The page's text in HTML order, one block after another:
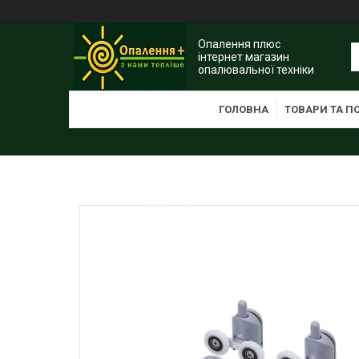
Опалення плюс
інтернет магазин
опалювальної техніки
ГОЛОВНА ТОВАРИ ТА